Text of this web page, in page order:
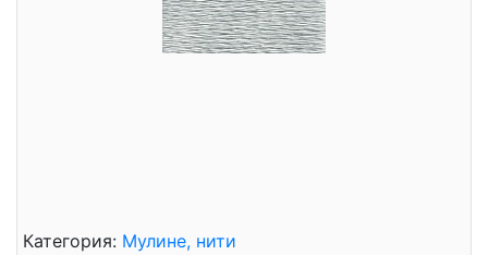
Категория: Мулине, нити